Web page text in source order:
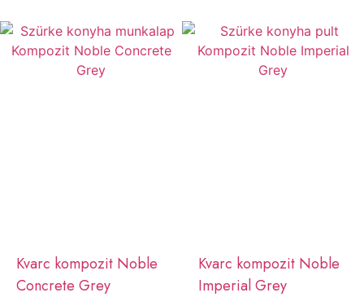
Kvarc kompozit Noble
Concrete Grey
Kvarc kompozit Noble
Imperial Grey